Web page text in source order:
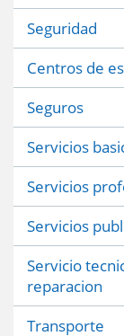
Seguridad
Centros de
Seguros
Servicios
Servicios
Servicios
Servicio
reparacion
Transporte